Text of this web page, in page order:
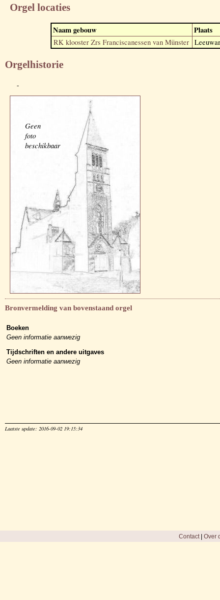
Orgel locaties
Naam gebouw Plaats
RK klooster Zrs Franciscanessen van Münster
Orgelhistorie
-
Geen
foto
beschikbaar
Bronvermelding van bovenstaand orgel
Boeken
Geen informatie aanwezig
Tijdschriften en andere uitgaves
Geen informatie aanwezig
Laatste update: 2016-09-02 19:15:34
Contact| Over